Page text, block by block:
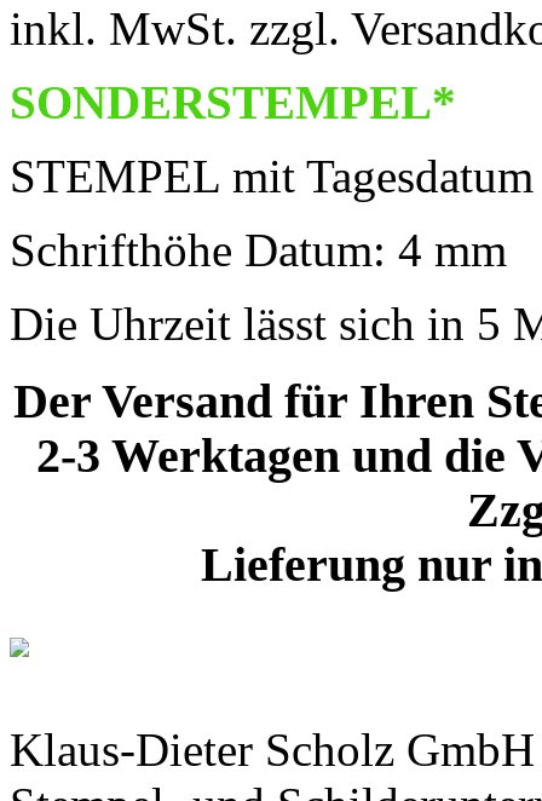
inkl. MwSt. zzgl.
SONDERSTEMPEL*
STEMPEL mit
Schrifthöhe Datum: 4 mm
Die Uhrzeit lässt sich in 5
Der Versand für Ihren
2-3 Werktagen und die
Lieferung nur
Klaus-Dieter Scholz GmbH